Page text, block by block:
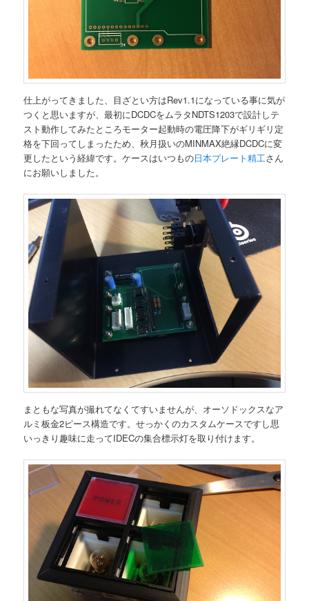
仕上がってきました、目ざとい方はRev1.1になっている事に気が
つくと思いますが、最初にDCDCをムラタNDTS1203で設計しテ
スト動作してみたところモーター起動時の電圧降下がギリギリ定
格を下回ってしまったため、秋月扱いのMINMAX絶縁DCDCに変
更したという経緯です。ケースはいつもの日本プレート精工さん
にお願いしました。
まともな写真が撮れてなくてすいませんが、オーソドックスなア
ルミ板金2ピース構造です。せっかくのカスタムケースですし思
いっきり趣味に走ってIDECの集合標示灯を取り付けます。